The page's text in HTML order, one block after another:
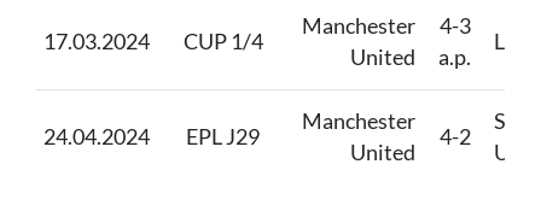
17.03.2024 CUP 1/4
Manchester
United
4-3
a.p.
24.04.2024 EPL J29
Manchester
United
4-2